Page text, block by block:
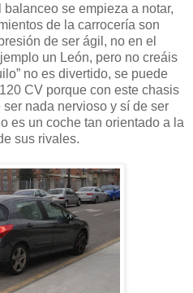
se empieza a notar,
de la carrocería son
de ser ágil, no en el
un León, pero no creáis
no es divertido, se puede
CV porque con este chasis
nada nervioso y sí de ser
es un coche tan orientado a la
sus rivales.